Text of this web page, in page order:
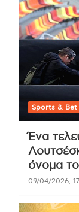
Sports & Bet
Ένα
όνομα
09/04/2026,